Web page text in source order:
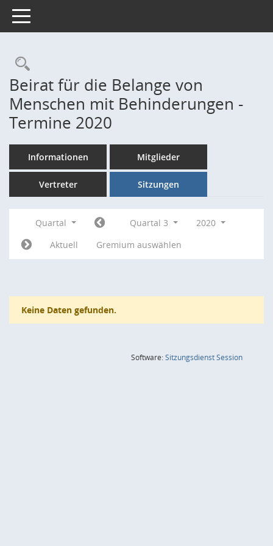
Toggle navigation
Rechercheauswahl
Beirat für die Belange von
Menschen mit Behinderungen -
Termine 2020
Informationen Mitglieder
Vertreter Sitzungen
Quartal Quartal 3
2020
Aktuell
Gremium auswählen
Keine Daten gefunden.
Software:SitzungsdienstSession(Wird in